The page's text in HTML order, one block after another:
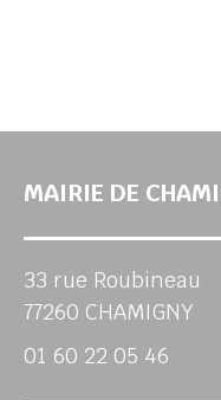
MAIRIE DE
33 rue Roubineau
77260 CHAMIGNY
01 60 22 05 46